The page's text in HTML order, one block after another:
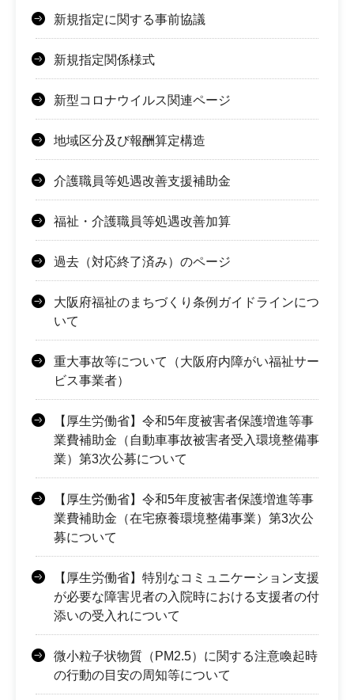
新規指定に関する事前協議
新規指定関係様式
新型コロナウイルス関連ページ
地域区分及び報酬算定構造
介護職員等処遇改善支援補助金
福祉・介護職員等処遇改善加算
過去（対応終了済み）のページ
大阪府福祉のまちづくり条例ガイドラインにつ
いて
重大事故等について（大阪府内障がい福祉サー
ビス事業者）
【厚生労働省】令和5年度被害者保護増進等事
業費補助金（自動車事故被害者受入環境整備事
業）第3次公募について
【厚生労働省】令和5年度被害者保護増進等事
業費補助金（在宅療養環境整備事業）第3次公
募について
【厚生労働省】特別なコミュニケーション支援
が必要な障害児者の入院時における支援者の付
添いの受入れについて
微小粒子状物質（PM2.5）に関する注意喚起時
の行動の目安の周知等について